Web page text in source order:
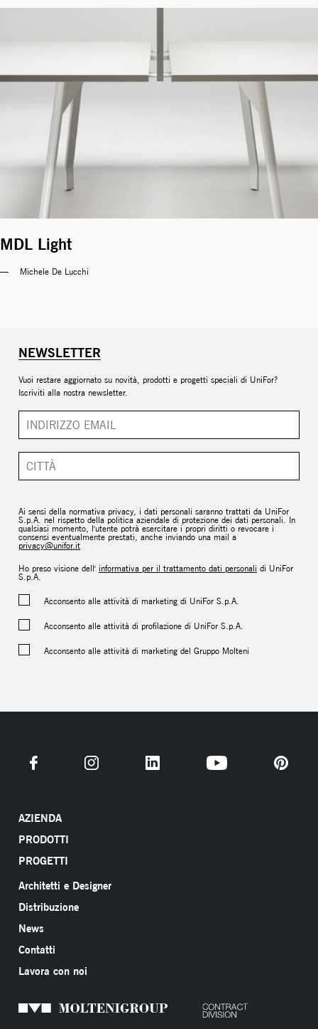
MDL Light
Michele De Lucchi
NEWSLETTER
Vuoi restare aggiornato su novità, prodotti e progetti speciali di UniFor?
Iscriviti alla nostra newsletter.
Ai sensi della normativa privacy, i dati personali saranno trattati da UniFor
S.p.A. nel rispetto della politica aziendale di protezione dei dati personali. In
qualsiasi momento, l'utente potrà esercitare i propri diritti o revocare i
consensi eventualmente prestati, anche inviando una mail a
privacy@unifor.it
Ho preso visione dell' informativa per il trattamento dati personali di UniFor
S.p.A.
Acconsento alle attività di marketing di UniFor S.p.A.
Acconsento alle attività di profilazione di UniFor S.p.A.
Acconsento alle attività di marketing del Gruppo Molteni
AZIENDA
PRODOTTI
PROGETTI
Architetti e Designer
Distribuzione
News
Contatti
Lavora con noi